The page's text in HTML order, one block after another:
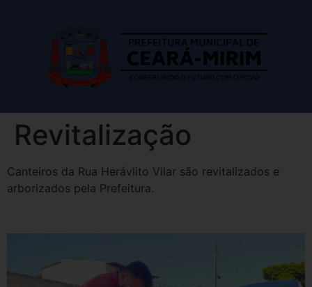
Revitalização
Canteiros da Rua Herávlito Vilar são revitalizados e
arborizados pela Prefeitura.